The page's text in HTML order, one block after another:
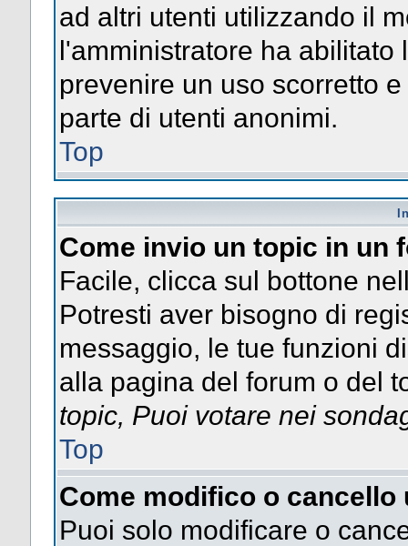
ad altri utenti utilizzando il
l'amministratore ha abilitato
prevenire un uso scorretto
parte di utenti anonimi.
Top
Come invio un topic in un
Facile, clicca sul bottone
Potresti aver bisogno di
messaggio, le tue funzioni
alla pagina del forum o del
topic, Puoi votare nei
Top
Come modifico o cancello
Puoi solo modificare o